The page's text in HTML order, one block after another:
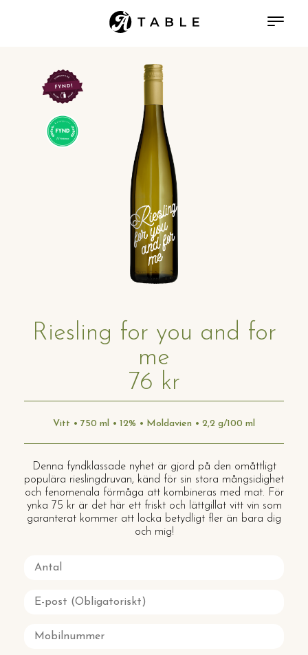
Riesling for you and for
me
76 kr
Vitt • 750 ml • 12% • Moldavien • 2,2 g/100 ml
Denna fyndklassade nyhet är gjord på den omåttligt
populära rieslingdruvan, känd för sin stora mångsidighet
och fenomenala förmåga att kombineras med mat. För
ynka 75 kr är det här ett friskt och lättgillat vitt vin som
garanterat kommer att locka betydligt fler än bara dig
och mig!